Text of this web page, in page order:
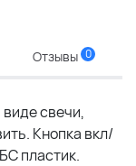
Отзывы 0
свечи,
Кнопка вкл/
пластик.